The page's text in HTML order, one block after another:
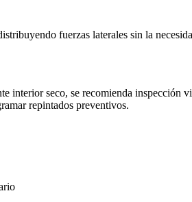
fuerzas laterales sin la
seco, se recomienda inspección
repintados preventivos.